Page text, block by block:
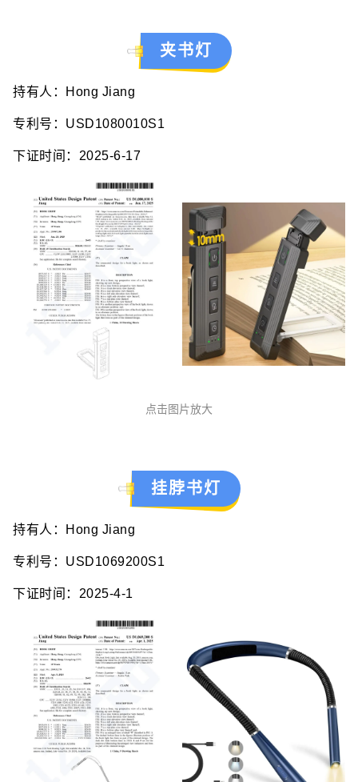
夹书灯
持有人：Hong Jiang
专利号：USD1080010S1
下证时间：2025-6-17
点击图片放大
挂脖书灯
持有人：Hong Jiang
专利号：USD1069200S1
下证时间：2025-4-1